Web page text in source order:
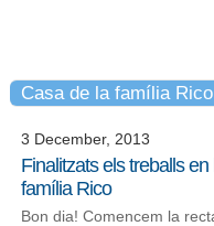
Casa de la família Rico
3 December, 2013
Finalitzats els treballs
família Rico
Bon dia! Comencem la